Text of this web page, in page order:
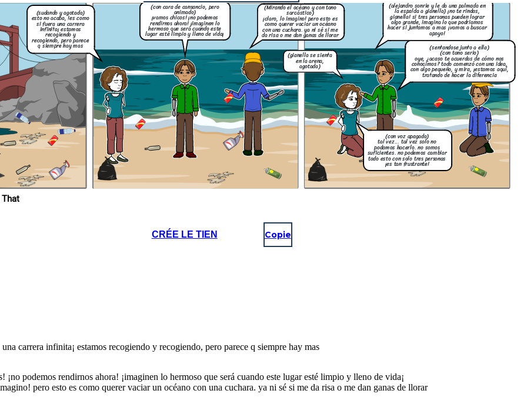
junto a ella)
tono serio)
acuerdas de cómo nos
comenzó con una idea,
y mira, ¡estamos aquí,
hacer la diferencia
palmada en
te rindas,
lograr
podriamos
a buscar
That
(sudando y agotada)
esto no acaba, !es como
si fuera una carrera
infinita¡ estamos
recogiendo y
recogiendo, pero parece
q siempre hay mas
(con cara de cansancio, pero
animado)
¡vamos chicos! ¡no podemos
rendirnos ahora! ¡imaginen lo
hermoso que será cuando este
lugar esté limpio y lleno de vida¡
(Mirando el océano y con tono
sarcástico)
¡claro, lo imagino! pero esto es
como querer vaciar un océano
con una cuchara. ya ni sé si me
da risa o me dan ganas de llorar
(gianella se sienta
en la arena,
agotada)
(con voz apagada)
tal vez... tal vez solo no
podamos hacerlo. no somos
suficientes. no podemos cambiar
todo esto con solo tres personas
¡es tan frustrante!
(sentandose junto a ella)
(con tono serio)
oye, ¿acaso te acuerdas de cómo nos
conocimos? todo comenzó con una idea,
con algo pequeño, y mira, ¡estamos aquí,
tratando de hacer la diferencia
(alejandro sonrie y le da una palmada en
la espalda a gianella) ¡no te rindas,
gianella! si tres personas pueden lograr
algo grande, imagina lo que podriamos
hacer si juntamos a mas ¡vamos a buscar
apoyo!
CRÉE LE TIEN Copie
carrera infinita¡ estamos recogiendo y recogiendo, pero parece q siempre hay mas
¡no podemos rendirnos ahora! ¡imaginen lo hermoso que será cuando este lugar esté limpio y lleno de vida¡
pero esto es como querer vaciar un océano con una cuchara. ya ni sé si me da risa o me dan ganas de llorar